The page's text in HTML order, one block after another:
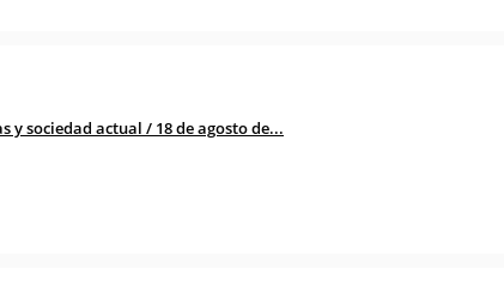
sociedad actual / 18 de agosto de...